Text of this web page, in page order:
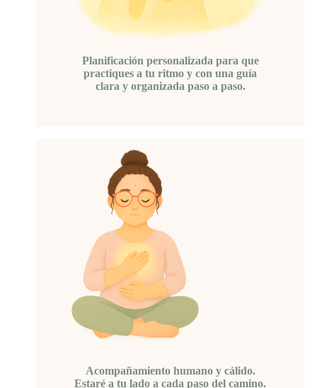
Planificación personalizada para que
practiques a tu ritmo y con una guía
clara y organizada paso a paso.
Acompañamiento humano y cálido.
Estaré a tu lado a cada paso del camino.